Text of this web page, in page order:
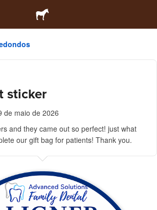
sticker
de maio de 2026
and they came out so perfect! just what
our gift bag for patients! Thank you.